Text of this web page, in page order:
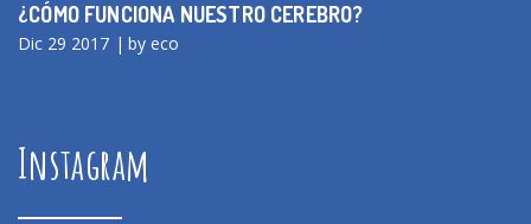
¿CÓMO FUNCIONA NUESTRO CEREBRO?
Dic 29 2017 by eco
Instagram